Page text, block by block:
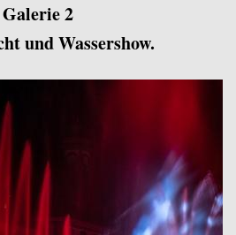
Galerie 2
und Wassershow.